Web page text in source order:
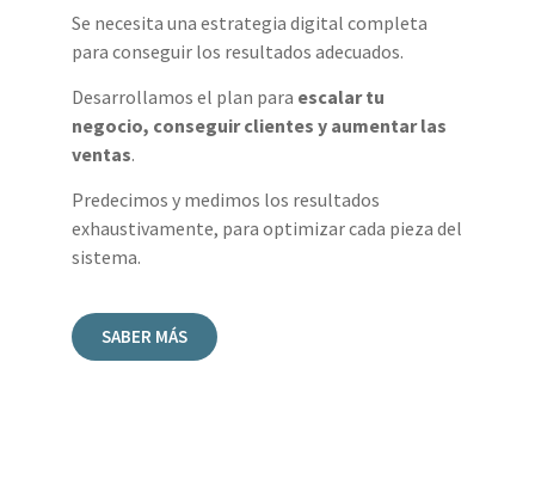
Se necesita una estrategia digital completa
para conseguir los resultados adecuados.
Desarrollamos el plan para escalar tu
negocio, conseguir clientes y aumentar las
ventas.
Predecimos y medimos los resultados
exhaustivamente, para optimizar cada pieza del
sistema.
SABER MÁS